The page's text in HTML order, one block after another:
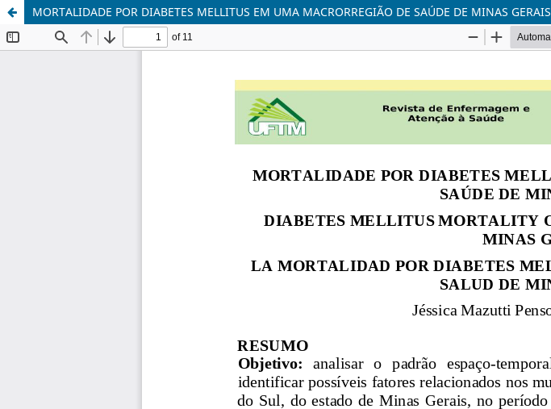
MORTALIDADE POR DIABETES MELLITUS EM UMA MACRORREGIÃO DE SAÚDE DE MINAS GERAIS